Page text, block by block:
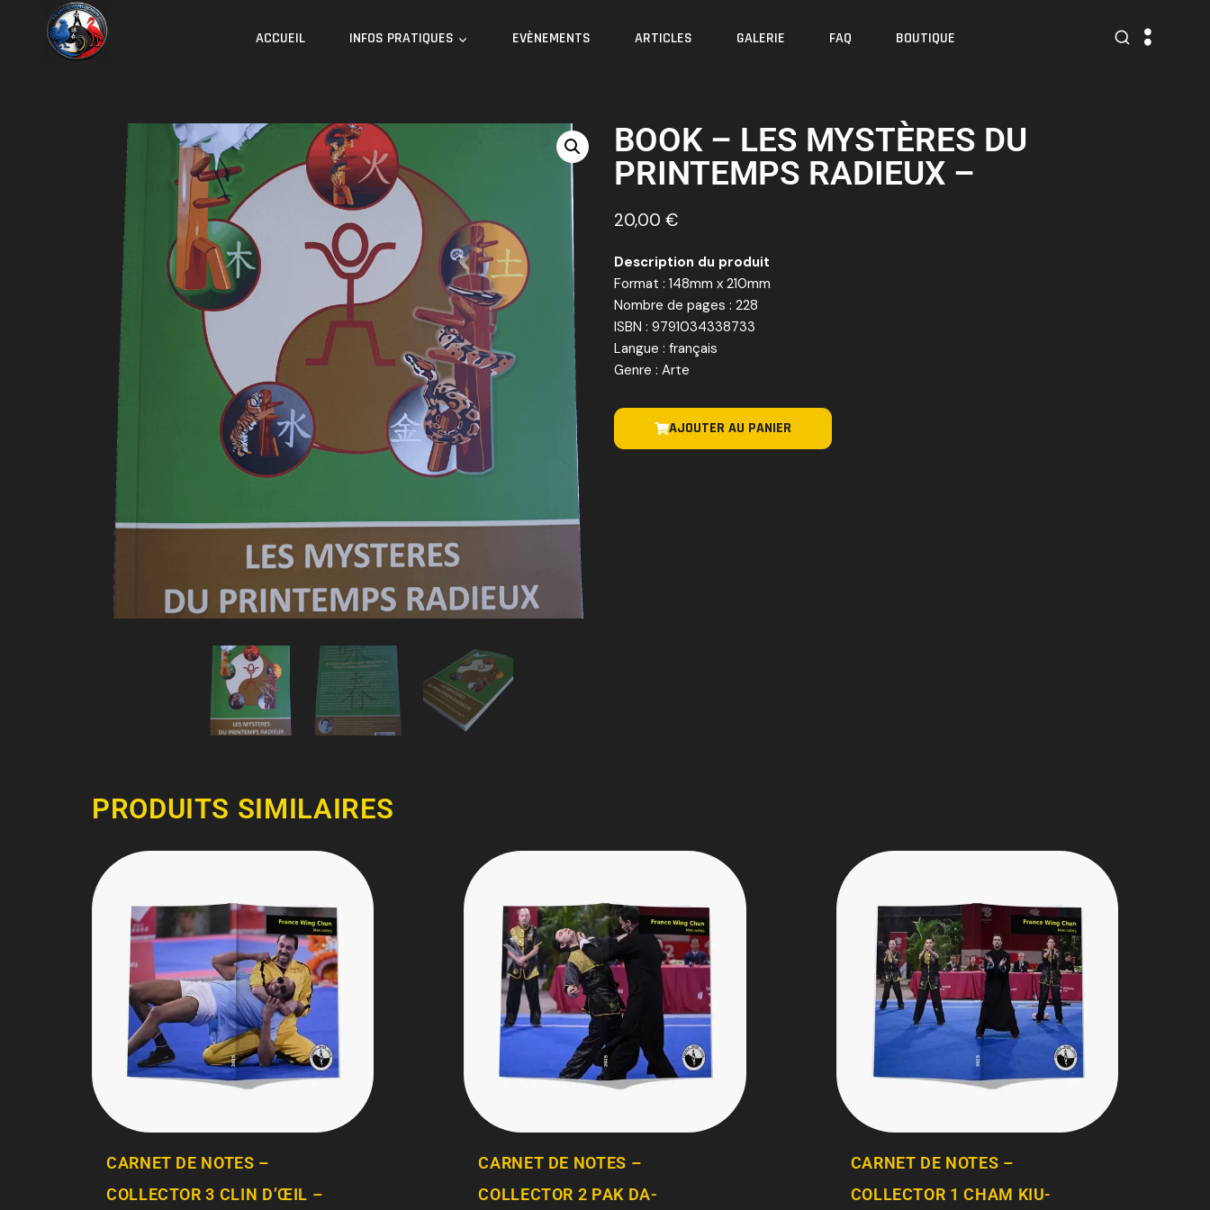
ACCUEIL INFOS PRATIQUES EVÈNEMENTS ARTICLES GALERIE FAQ BOUTIQUE
BOOK – LES MYSTÈRES DU
PRINTEMPS RADIEUX –
20,00 €
Description du produit
Format : 148mm x 210mm
Nombre de pages : 228
ISBN : 9791034338733
Langue : français
Genre : Arte
AJOUTER AU PANIER
PRODUITS SIMILAIRES
CARNET DE NOTES –
COLLECTOR 3 CLIN D’ŒIL –
CARNET DE NOTES –
COLLECTOR 2 PAK DA-
CARNET DE NOTES –
COLLECTOR 1 CHAM KIU-